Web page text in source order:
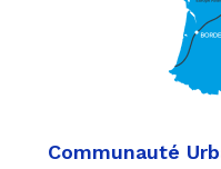
Communauté